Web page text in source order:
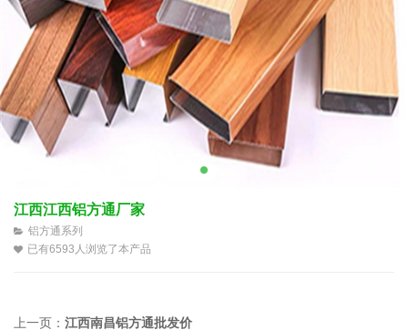
江西江西铝方通厂家
铝方通系列
已有6593人浏览了本产品
上一页： 江西南昌铝方通批发价